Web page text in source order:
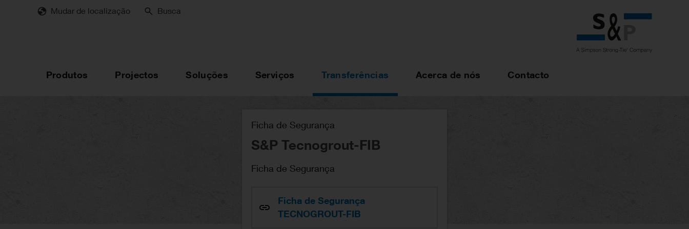
Mudar de localização Busca
Produtos Projectos Soluções Serviços Transferências Acerca de nós Contacto
Ficha de Segurança
S&P Tecnogrout-FIB
Ficha de Segurança
Ficha de Segurança
TECNOGROUT-FIB